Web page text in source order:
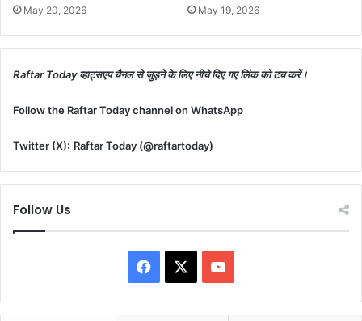
May 20, 2026 May 19, 2026
Raftar Today व्हाट्सएप चैनल से जुड़ने के लिए नीचे दिए गए लिंक को टच करें।
Follow the Raftar Today channel on WhatsApp
Twitter (X): Raftar Today (@raftartoday)
Follow Us
Facebook YouTube